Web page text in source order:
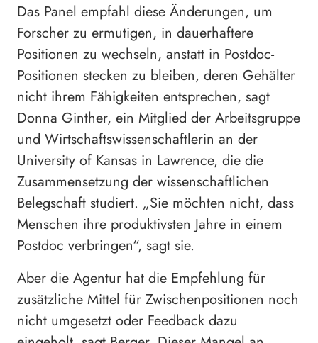
Das Panel empfahl diese Änderungen, um
Forscher zu ermutigen, in dauerhaftere
Positionen zu wechseln, anstatt in Postdoc-
Positionen stecken zu bleiben, deren Gehälter
nicht ihrem Fähigkeiten entsprechen, sagt
Donna Ginther, ein Mitglied der Arbeitsgruppe
und Wirtschaftswissenschaftlerin an der
University of Kansas in Lawrence, die die
Zusammensetzung der wissenschaftlichen
Belegschaft studiert. „Sie möchten nicht, dass
Menschen ihre produktivsten Jahre in einem
Postdoc verbringen“, sagt sie.
Aber die Agentur hat die Empfehlung für
zusätzliche Mittel für Zwischenpositionen noch
nicht umgesetzt oder Feedback dazu